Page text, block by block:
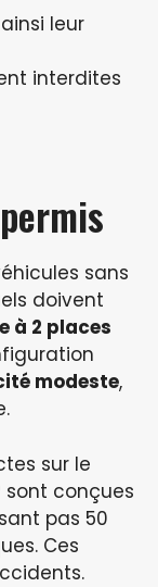
leur
interdites
sans
doivent
à 2 places
modeste,
sur le
sont conçues
pas 50
Ces